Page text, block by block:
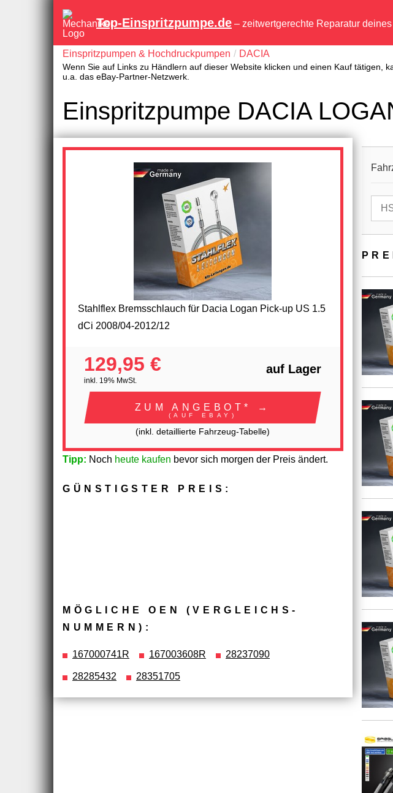
Top-Einspritzpumpe.de – zeitwertgerechte Reparatur
Einspritzpumpen & Hochdruckpumpen DACIA
Wenn Sie auf Links zu Händlern auf dieser Website klicken und einen Kauf
u.a. das eBay-Partner-Netzwerk.
Einspritzpumpe DACIA
Stahlflex Bremsschlauch für Dacia Logan Pick-up US 1.5
dCi 2008/04-2012/12
129,95 €
inkl. 19% MwSt.
auf Lager
ZUM ANGEBOT* →
(AUF EBAY)
(inkl. detaillierte Fahrzeug-Tabelle)
Tipp: Noch heute kaufen bevor sich morgen der Preis ändert.
GÜNSTIGSTER PREIS:
MÖGLICHE OEN (VERGLEICHS­
NUMMERN):
167000741R 167003608R 28237090
28285432 28351705